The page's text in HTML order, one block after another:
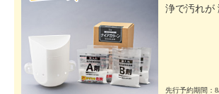
浄で汚れが
先行予約期間：